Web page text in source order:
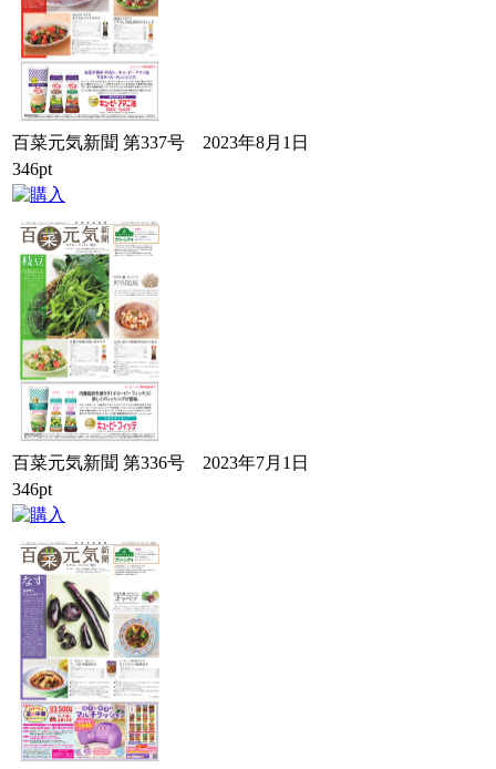
百菜元気新聞 第337号 2023年8月1日
346pt
百菜元気新聞 第336号 2023年7月1日
346pt